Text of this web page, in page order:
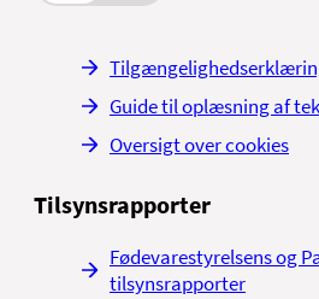
Guide til oplæsning af
Oversigt over cookies
Tilsynsrapporter
Fødevarestyrelsens og
tilsynsrapporter